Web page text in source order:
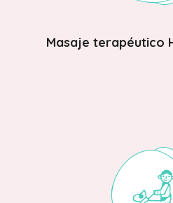
Masaje terapéutico